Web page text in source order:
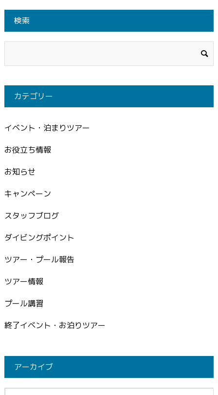
検索
カテゴリー
イベント・泊まりツアー
お役立ち情報
お知らせ
キャンペーン
スタッフブログ
ダイビングポイント
ツアー・プール報告
ツアー情報
プール講習
終了イベント・お泊りツアー
アーカイブ